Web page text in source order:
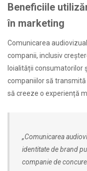
Beneficiile
în marketing
Comunicarea
companii, inclusiv
loialității consumatorilor
companiilor să
să creeze o experiență
„Comunicarea
identitate de brand
companie de